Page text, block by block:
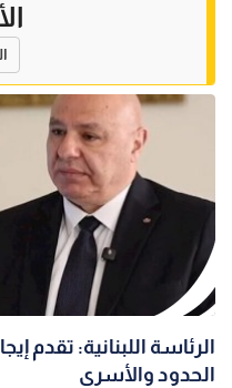
الرئاسة اللبنانية: تقدم
الحدود والأسرى